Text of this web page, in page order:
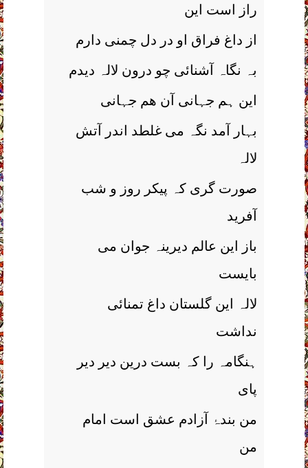
راز است این
از داغ فراق او در دل چمنی دارم
بہ نگاہ آشنائی چو درون لالہ دیدم
این ہم جہانی آن ھم جہانی
بہار آمد نگہ می غلطد اندر آتش
لالہ
صورت گری کہ پیکر روز و شب
آفرید
باز این عالم دیرینہ جوان می
بایست
لالہ این گلستان داغ تمنائی
نداشت
ہنگامہ را کہ بست درین دیر دیر
پای
من بندۂ آزادم عشق است امام
من